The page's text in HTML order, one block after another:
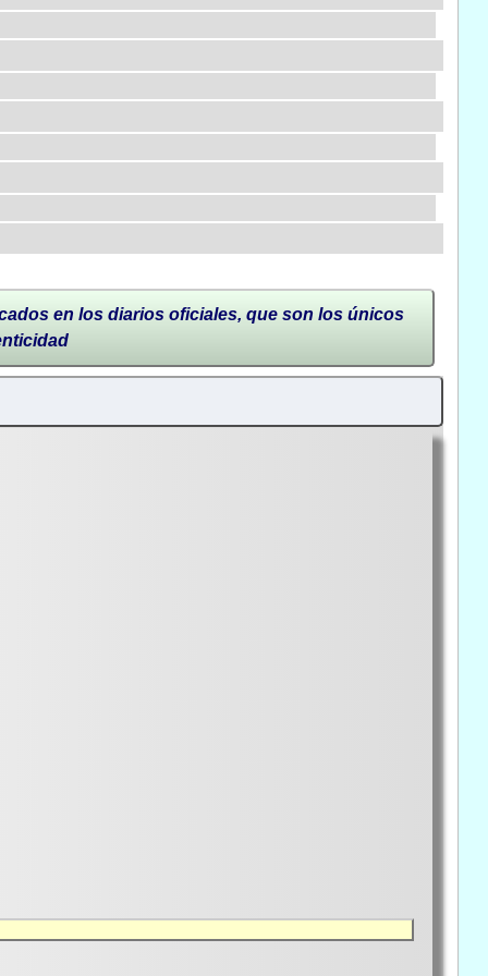
en los diarios oficiales, que son los únicos